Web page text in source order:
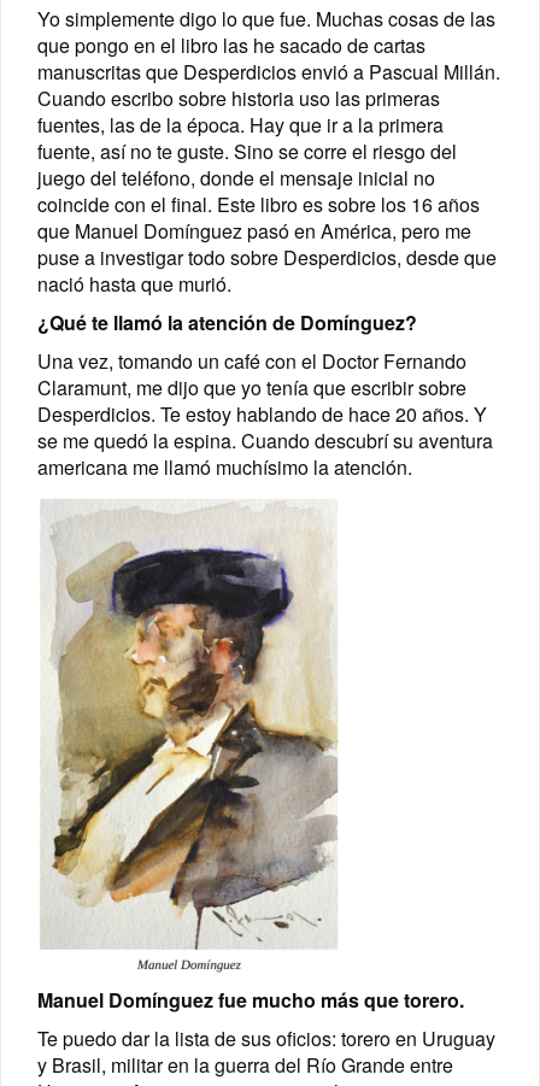
Yo simplemente digo lo que fue. Muchas cosas de las
que pongo en el libro las he sacado de cartas
manuscritas que Desperdicios envió a Pascual Millán.
Cuando escribo sobre historia uso las primeras
fuentes, las de la época. Hay que ir a la primera
fuente, así no te guste. Sino se corre el riesgo del
juego del teléfono, donde el mensaje inicial no
coincide con el final. Este libro es sobre los 16 años
que Manuel Domínguez pasó en América, pero me
puse a investigar todo sobre Desperdicios, desde que
nació hasta que murió.
¿Qué te llamó la atención de Domínguez?
Una vez, tomando un café con el Doctor Fernando
Claramunt, me dijo que yo tenía que escribir sobre
Desperdicios. Te estoy hablando de hace 20 años. Y
se me quedó la espina. Cuando descubrí su aventura
americana me llamó muchísimo la atención.
Manuel Domínguez fue mucho más que torero.
Te puedo dar la lista de sus oficios: torero en Uruguay
y Brasil, militar en la guerra del Río Grande entre